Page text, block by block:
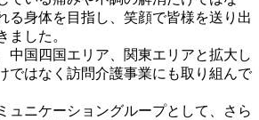
る身体を目指し、笑顔で皆様を送り出
ました。
中国四国エリア、関東エリアと拡大し
ではなく訪問介護事業にも取り組んで
ュニケーショングループとして、さら